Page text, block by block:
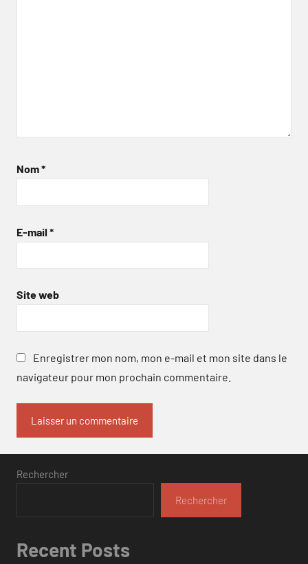
Nom*
E-mail *
Site web
Enregistrer mon nom, mon e-mail et mon site dans le
navigateur pour mon prochain commentaire.
Rechercher
Rechercher
Recent Posts